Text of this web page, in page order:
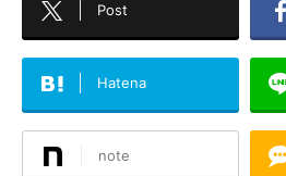
Post
Hatena
note